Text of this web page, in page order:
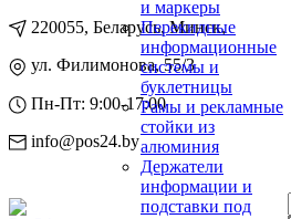
220055, Беларусь, Минск,
ул. Филимонова, 55/3
Пн-Пт: 9:00-17:00
info@pos24.by
и маркеры
Перекидные
информационные
системы и
буклетницы
Рамы и рекламные
стойки из
алюминия
Держатели
информации и
подставки под